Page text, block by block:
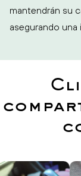
mantendrán su
asegurando una